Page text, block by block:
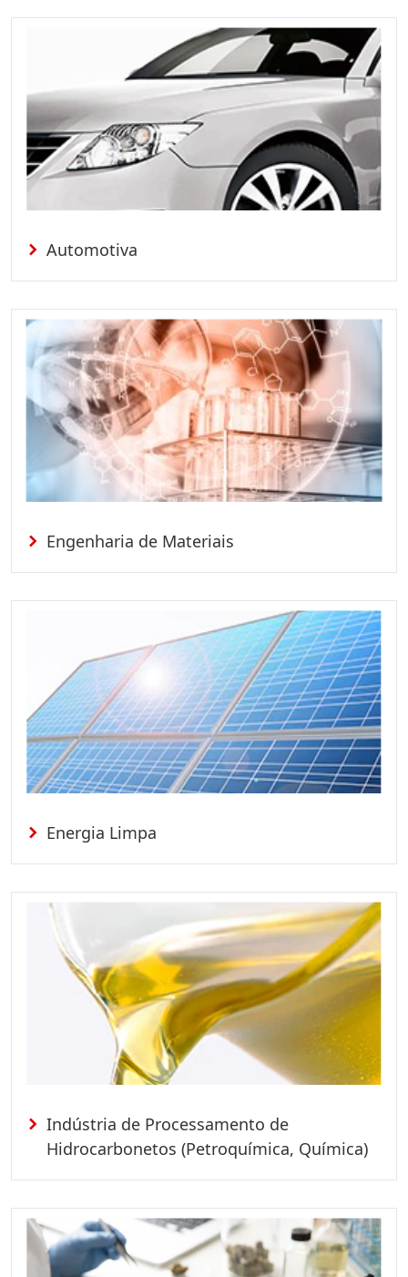
Automotiva
Engenharia de Materiais
Energia Limpa
Indústria de Processamento de
Hidrocarbonetos (Petroquímica, Química)